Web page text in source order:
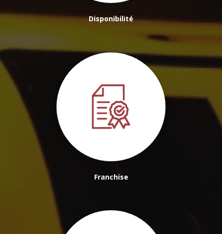
Disponibilité
Franchise